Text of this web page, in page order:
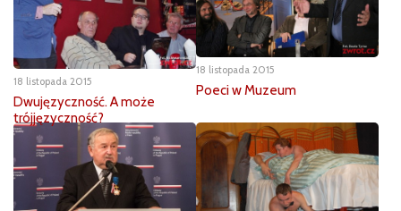
18 listopada 2015
Dwujęzyczność. A może
trójjęzyczność?
18 listopada 2015
Poeci w Muzeum